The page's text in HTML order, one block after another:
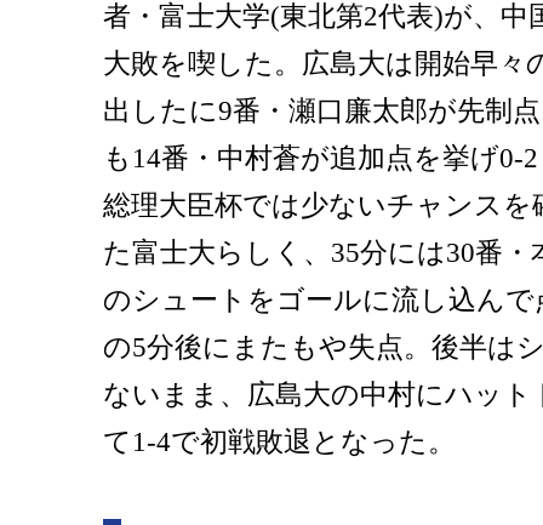
者・富士大学(東北第2代表)が、中
大敗を喫した。広島大は開始早々
出したに9番・瀬口廉太郎が先制
も14番・中村蒼が追加点を挙げ0-
総理大臣杯では少ないチャンス
た富士大らしく、35分には30番・
のシュートをゴールに流し込ん
の5分後にまたもや失点。後半は
ないまま、広島大の中村にハッ
て1-4で初戦敗退となった。